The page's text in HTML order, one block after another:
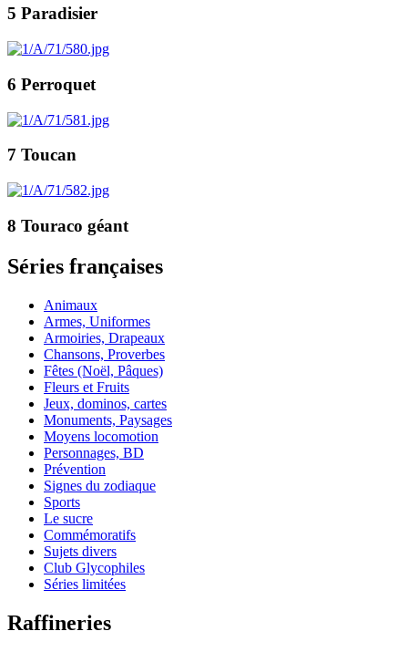
5 Paradisier
6 Perroquet
7 Toucan
8 Touraco géant
Séries françaises
Animaux
Armes, Uniformes
Armoiries, Drapeaux
Chansons, Proverbes
Fêtes (Noël, Pâques)
Fleurs et Fruits
Jeux, dominos, cartes
Monuments, Paysages
Moyens locomotion
Personnages, BD
Prévention
Signes du zodiaque
Sports
Le sucre
Commémoratifs
Sujets divers
Club Glycophiles
Séries limitées
Raffineries